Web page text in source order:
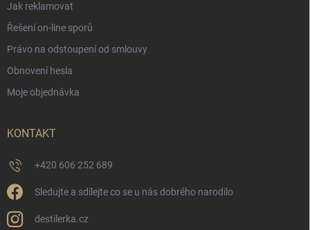
Jak reklamovat
Řešení on-line sporů
Právo na odstoupení od smlouvy
Obnovení hesla
Moje objednávka
KONTAKT
+420 606 252 689
Sledujte a sdílejte co se u nás dobrého narodilo
destilerka.cz